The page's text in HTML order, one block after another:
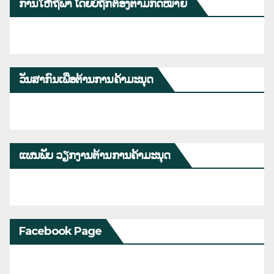
ການໃຫ້ຖືພາ ໂດຍບໍ່ຖືກຕ້ອງຕາມກົດໝາຍ
ວັນສາກົນເພື່ອຕ້ານການຄ້າມະນຸດ
ແຜນພັບ ວຽກງານຕ້ານການຄ້າມະນຸດ
Facebook Page